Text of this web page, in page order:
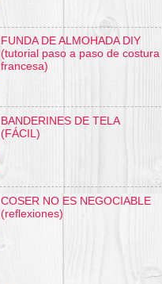
FUNDA DE ALMOHADA DIY
(tutorial paso a paso de costura
francesa)
BANDERINES DE TELA
(FÁCIL)
COSER NO ES NEGOCIABLE
(reflexiones)